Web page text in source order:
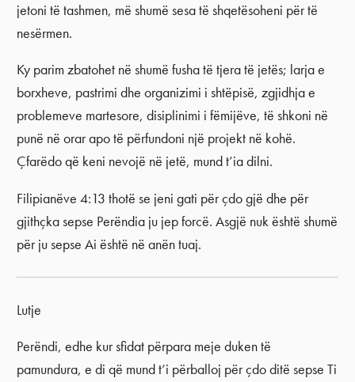
jetoni të tashmen, më shumë sesa të shqetësoheni për të
nesërmen.
Ky parim zbatohet në shumë fusha të tjera të jetës; larja e
borxheve, pastrimi dhe organizimi i shtëpisë, zgjidhja e
problemeve martesore, disiplinimi i fëmijëve, të shkoni në
punë në orar apo të përfundoni një projekt në kohë.
Çfarëdo që keni nevojë në jetë, mund t’ia dilni.
Filipianëve 4:13 thotë se jeni gati për çdo gjë dhe për
gjithçka sepse Perëndia ju jep forcë. Asgjë nuk është shumë
për ju sepse Ai është në anën tuaj.
Lutje
Perëndi, edhe kur sfidat përpara meje duken të
pamundura, e di që mund t’i përballoj për çdo ditë sepse Ti